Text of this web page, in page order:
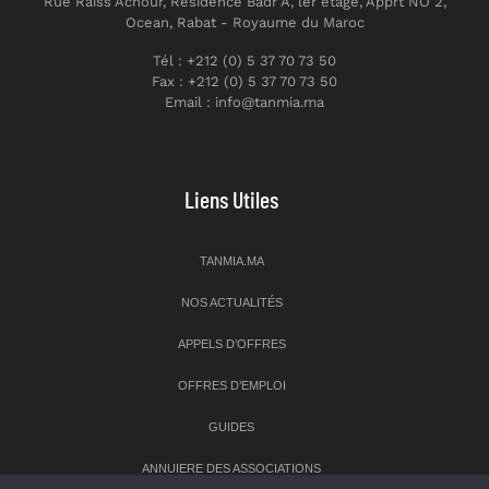
Ocean, Rabat - Royaume du Maroc
Tél : +212 (0) 5 37 70 73 50
Fax : +212 (0) 5 37 70 73 50
Email : info@tanmia.ma
Liens Utiles
TANMIA.MA
NOS ACTUALITÉS
APPELS D’OFFRES
OFFRES D’EMPLOI
GUIDES
ANNUIERE DES ASSOCIATIONS